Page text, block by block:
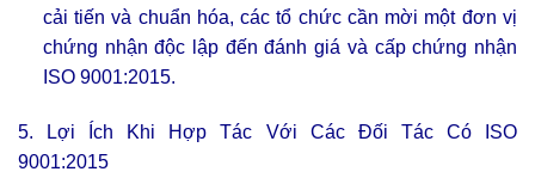
cải tiến và chuẩn hóa, các tổ chức cần mời một đơn vị
chứng nhận độc lập đến đánh giá và cấp chứng nhận
ISO 9001:2015.
5. Lợi Ích Khi Hợp Tác Với Các Đối Tác Có ISO
9001:2015